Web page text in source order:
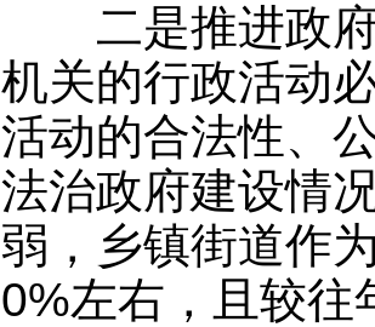
二是推进政府
机关的行政活动
活动的合法性、
法治政府建设情
弱，乡镇街道作
0%左右，且较往